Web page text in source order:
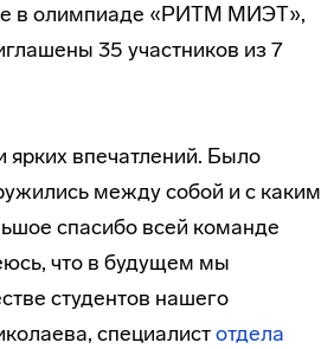
в олимпиаде «РИТМ МИЭТ»,
35 участников из 7
впечатлений. Было
между собой и с каким
спасибо всей команде
что в будущем мы
студентов нашего
специалистотдела